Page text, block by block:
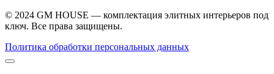
© 2024 GM HOUSE — комплектация элитных интерьеров под
ключ. Все права защищены.
Политика обработки персональных данных